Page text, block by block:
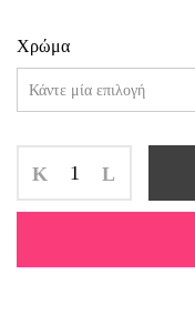
Χρώμα